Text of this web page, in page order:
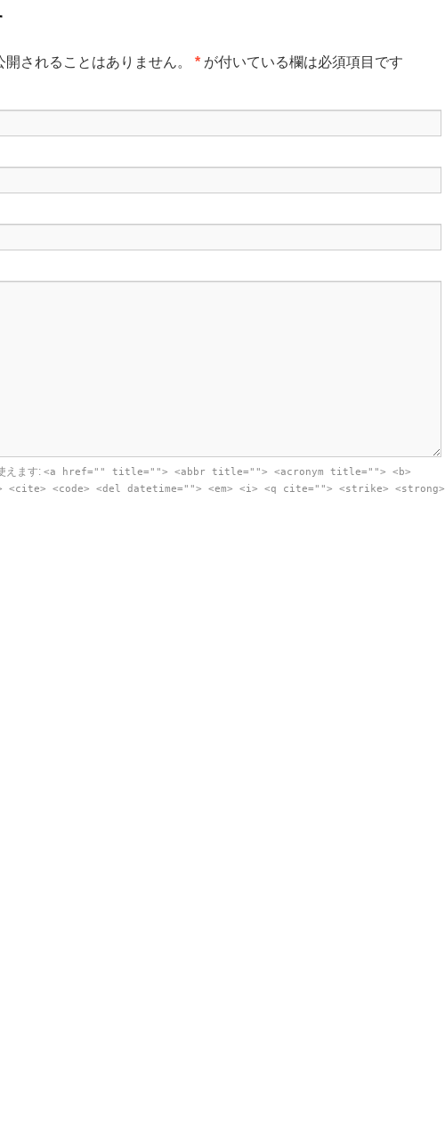
開されることはありません。 * が付いている欄は必須項目です
えます: <a href="" title=""> <abbr title=""> <acronym title=""> <b>
<cite> <code> <del datetime=""> <em> <i> <q cite=""> <strike> <strong>